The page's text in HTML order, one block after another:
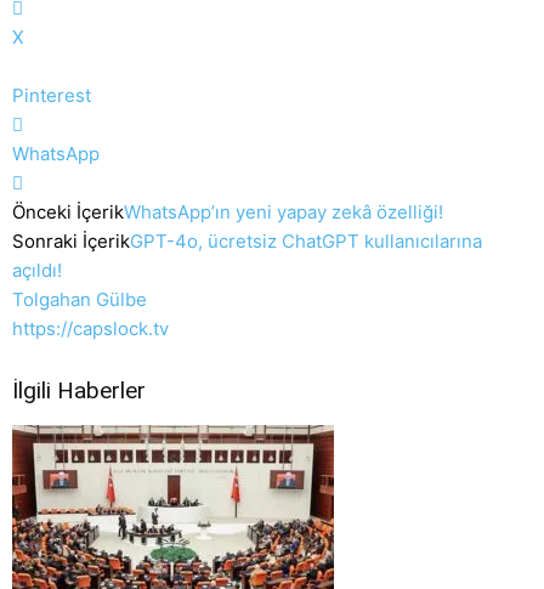
X
Pinterest
WhatsApp
Önceki İçerikWhatsApp’ın yeni yapay zekâ özelliği!
Sonraki İçerikGPT-4o, ücretsiz ChatGPT kullanıcılarına
açıldı!
Tolgahan Gülbe
https://capslock.tv
İlgili Haberler